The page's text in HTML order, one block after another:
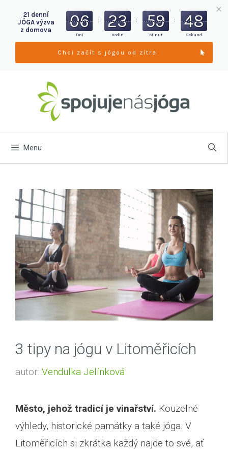
Menu
3 tipy na jógu v Litoměřicích
autor: Vendulka Jelínková
Město, jehož tradicí je vinařství. Kouzelné
výhledy, historické památky a také jóga. V
Litoměřicích si zkrátka každý najde to své, ať
21 denní
JÓGA výzva
z domova
06
Dní
: 23
Hodin
: 59
Minut
: 47
Sekund
Chci začít s jógou od zítra